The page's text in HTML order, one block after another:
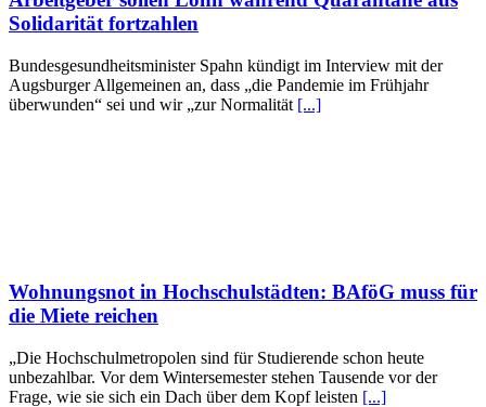
Solidarität fortzahlen
Bundesgesundheitsminister Spahn kündigt im Interview mit der
Augsburger Allgemeinen an, dass „die Pandemie im Frühjahr
überwunden“ sei und wir „zur Normalität [...]
Wohnungsnot in Hochschulstädten: BAföG muss für
die Miete reichen
„Die Hochschulmetropolen sind für Studierende schon heute
unbezahlbar. Vor dem Wintersemester stehen Tausende vor der
Frage, wie sie sich ein Dach über dem Kopf leisten [...]